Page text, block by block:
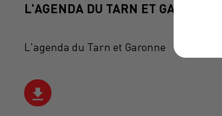
L'AGENDA DU TARN ET
L'agenda du Tarn et Garonne